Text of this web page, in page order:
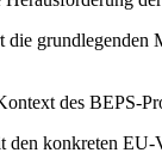
die grundlegenden
des BEPS-
den konkreten